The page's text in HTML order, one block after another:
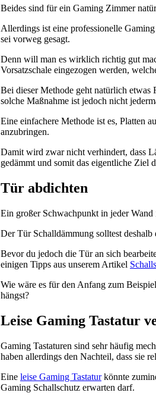
Beides sind für ein Gaming Zimmer
Allerdings ist eine professionelle
sei vorweg gesagt.
Denn will man es wirklich richtig gut
Vorsatzschale eingezogen werden,
Bei dieser Methode geht natürlich etwas
solche Maßnahme ist jedoch nicht
Eine einfachere Methode ist es, Platten
anzubringen.
Damit wird zwar nicht verhindert, dass
gedämmt und somit das eigentliche Ziel
Tür abdichten
Ein großer Schwachpunkt in jeder
Der Tür Schalldämmung solltest
Bevor du jedoch die Tür an sich
einigen Tipps aus unserem Artikel
Wie wäre es für den Anfang zum
hängst?
Leise Gaming Tastatur
Gaming Tastaturen sind sehr häufig
haben allerdings den Nachteil, dass sie
Eine leise Gaming Tastaturkönnte
Gaming Schallschutz erwarten darf.